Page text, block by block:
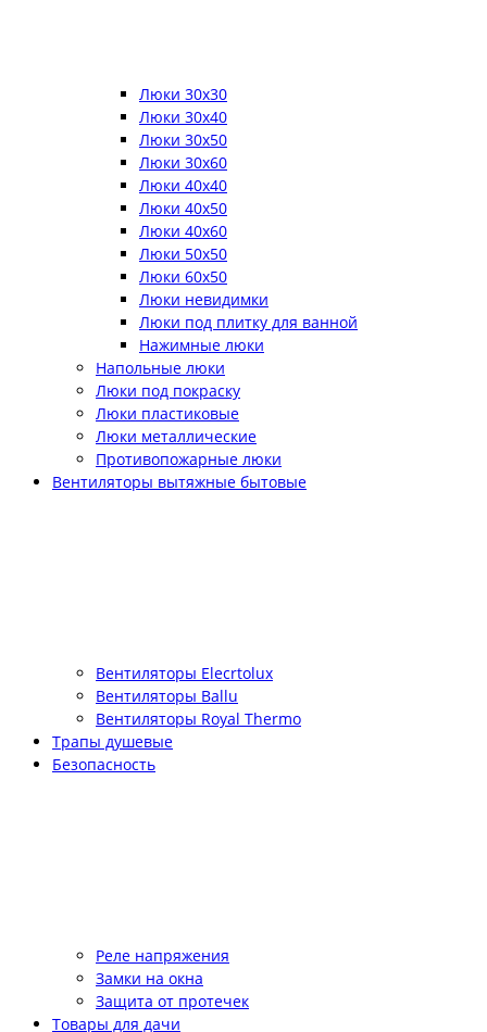
Люки 30x30
Люки 30x40
Люки 30x50
Люки 30x60
Люки 40x40
Люки 40x50
Люки 40x60
Люки 50x50
Люки 60x50
Люки невидимки
Люки под плитку для ванной
Нажимные люки
Напольные люки
Люки под покраску
Люки пластиковые
Люки металлические
Противопожарные люки
Вентиляторы вытяжные бытовые
Вентиляторы Elecrtolux
Вентиляторы Ballu
Вентиляторы Royal Thermo
Трапы душевые
Безопасность
Реле напряжения
Замки на окна
Защита от протечек
Товары для дачи